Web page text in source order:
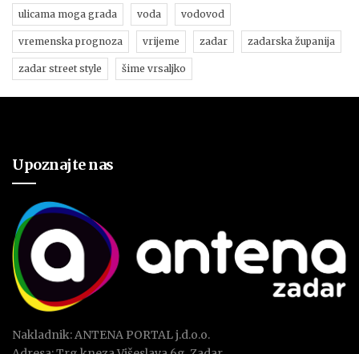
ulicama moga grada voda vodovod
vremenska prognoza vrijeme zadar zadarska županija
zadar street style šime vrsaljko
Upoznajte nas
Nakladnik: ANTENA PORTAL j.d.o.o.